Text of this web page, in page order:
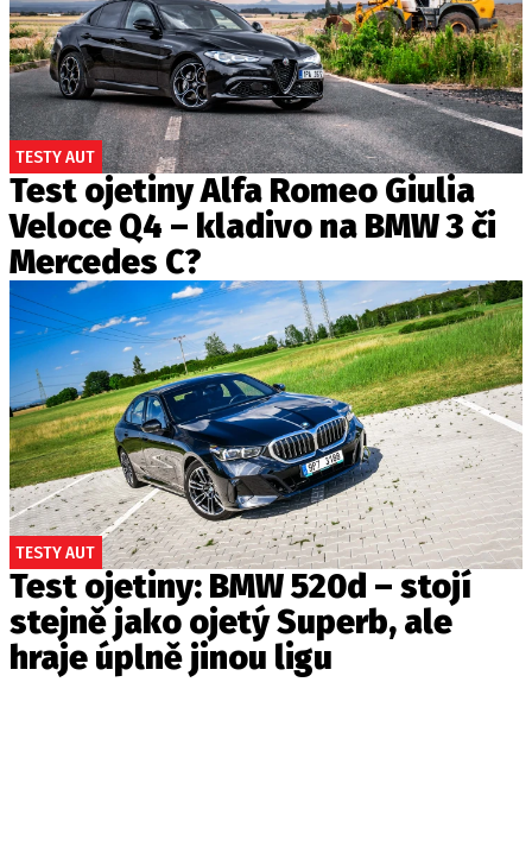
TESTY AUT
Test ojetiny Alfa Romeo Giulia
Veloce Q4 – kladivo na BMW 3 či
Mercedes C?
TESTY AUT
Test ojetiny: BMW 520d – stojí
stejně jako ojetý Superb, ale
hraje úplně jinou ligu